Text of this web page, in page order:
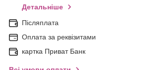
Детальніше
Післяплата
Оплата за реквізитами
картка Приват Банк